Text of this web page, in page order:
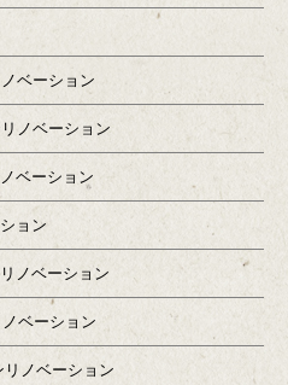
ベーション
ノベーション
ベーション
ョン
ノベーション
ベーション
ノベーション